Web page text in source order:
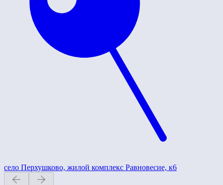
село Перхушково, жилой комплекс Равновесие, к6